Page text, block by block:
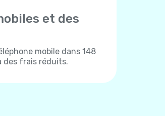
et des
mobile dans 148
des frais réduits.